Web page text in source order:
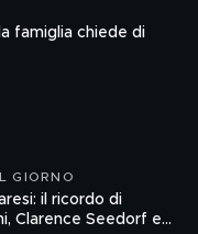
famiglia chiede di
GIORNO
il ricordo di
Clarence Seedorf e